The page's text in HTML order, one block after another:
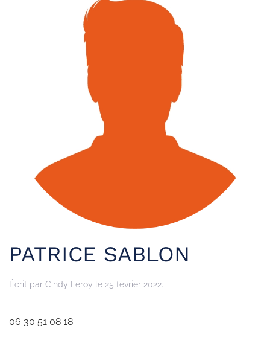
PATRICE SABLON
Écrit par Cindy Leroy le 25 février 2022.
06 30 51 08 18